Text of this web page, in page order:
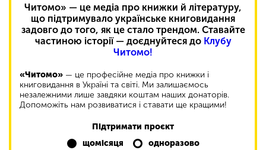
Читомо» — це медіа про книжки й літературу,
що підтримувало українське книговидання
задовго до того, як це стало трендом. Ставайте
частиною історії — доєднуйтеся до Клубу
Читомо!
«Читомо» — це професійне медіа про книжки і
книговидання в Україні та світі. Ми залишаємось
незалежними лише завдяки коштам наших донаторів.
Допоможіть нам розвиватися і ставати ще кращими!
Підтримати проєкт
щомісяця
одноразово